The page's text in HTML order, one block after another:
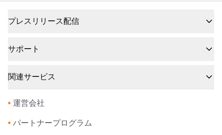
プレスリリース配信
サポート
関連サービス
• 運営会社
• パートナープログラム